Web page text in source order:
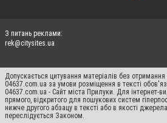
З питань реклами:
rek@citysites.ua
Допускається цитування матеріалів без отримання
04637.com.ua за умови розміщення в тексті
04637.com.ua - Сайт міста Прилуки. Для інтернет-
прямого, відкритого для пошукових систем
нижче другого абзацу в тексті або в якості
переслідується Законом.